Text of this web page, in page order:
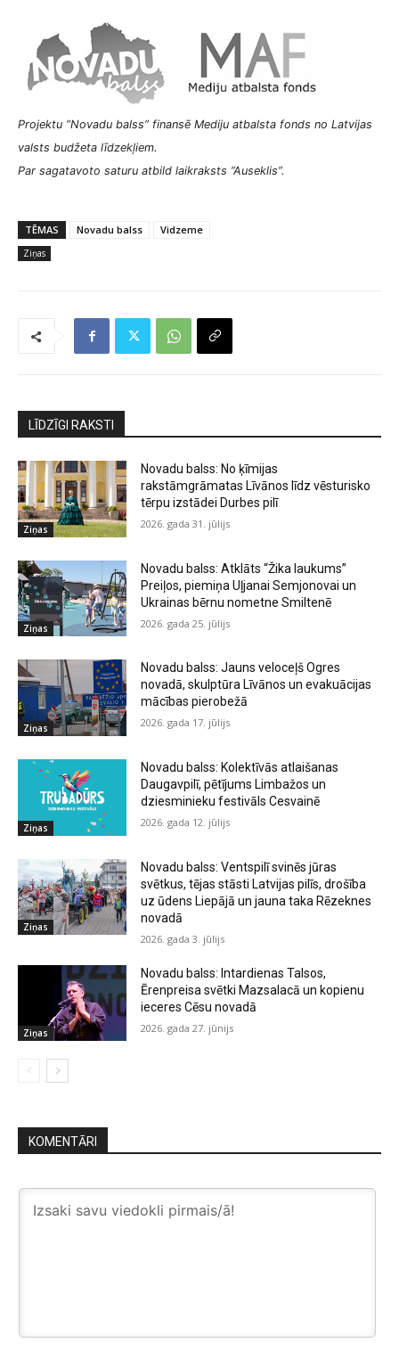
Projektu ”Novadu balss” finansē Mediju atbalsta fonds no Latvijas
valsts budžeta līdzekļiem.
Par sagatavoto saturu atbild laikraksts ”Auseklis”.
TĒMAS Novadu balss Vidzeme
Ziņas
LĪDZĪGI RAKSTI
Ziņas
Novadu balss: No ķīmijas
rakstāmgrāmatas Līvānos līdz vēsturisko
tērpu izstādei Durbes pilī
2026. gada 31. jūlijs
Ziņas
Novadu balss: Atklāts “Žika laukums”
Preiļos, piemiņa Uļjanai Semjonovai un
Ukrainas bērnu nometne Smiltenē
2026. gada 25. jūlijs
Ziņas
Novadu balss: Jauns veloceļš Ogres
novadā, skulptūra Līvānos un evakuācijas
mācības pierobežā
2026. gada 17. jūlijs
Ziņas
Novadu balss: Kolektīvās atlaišanas
Daugavpilī, pētījums Limbažos un
dziesminieku festivāls Cesvainē
2026. gada 12. jūlijs
Ziņas
Novadu balss: Ventspilī svinēs jūras
svētkus, tējas stāsti Latvijas pilīs, drošība
uz ūdens Liepājā un jauna taka Rēzeknes
novadā
2026. gada 3. jūlijs
Ziņas
Novadu balss: Intardienas Talsos,
Ērenpreisa svētki Mazsalacā un kopienu
ieceres Cēsu novadā
2026. gada 27. jūnijs
KOMENTĀRI